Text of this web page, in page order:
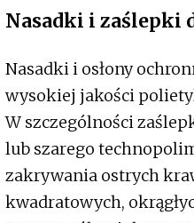
Nasadki i zaślepki
Nasadki i osłony
wysokiej jakości
W szczególności
lub szarego
zakrywania ostrych
kwadratowych,